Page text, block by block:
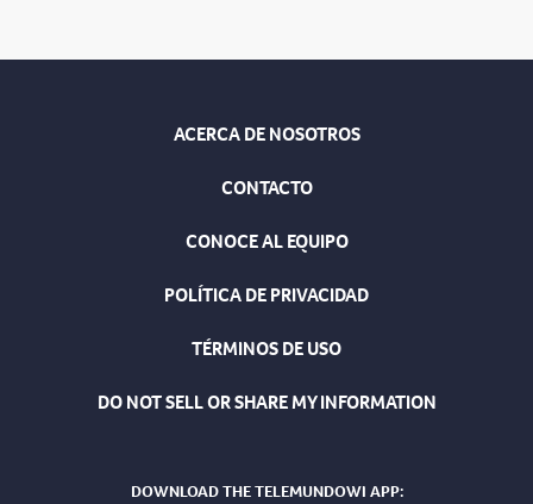
ACERCA DE NOSOTROS
CONTACTO
CONOCE AL EQUIPO
POLÍTICA DE PRIVACIDAD
TÉRMINOS DE USO
DO NOT SELL OR SHARE MY INFORMATION
DOWNLOAD THE TELEMUNDOWI APP: